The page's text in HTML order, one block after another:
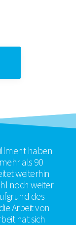
haben
als 90
weiterhin
noch weiter
des
Arbeit von
hat sich